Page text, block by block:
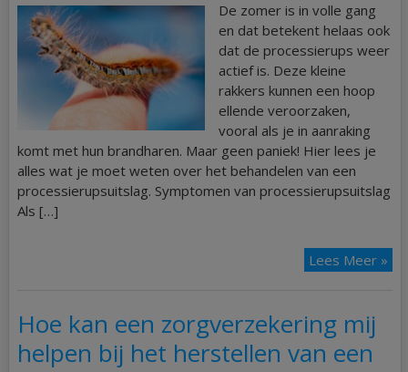
De zomer is in volle gang
en dat betekent helaas ook
dat de processierups weer
actief is. Deze kleine
rakkers kunnen een hoop
ellende veroorzaken,
vooral als je in aanraking
komt met hun brandharen. Maar geen paniek! Hier lees je
alles wat je moet weten over het behandelen van een
processierupsuitslag. Symptomen van processierupsuitslag
Als […]
Lees Meer »
Hoe kan een zorgverzekering mij
helpen bij het herstellen van een